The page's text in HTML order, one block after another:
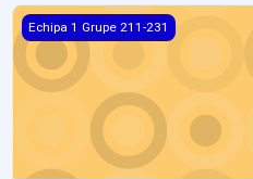
GRUPA 218
Echipa 1 Grupe 211-231